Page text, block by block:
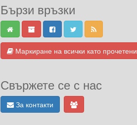
Бързи връзки
Маркиране на всички като прочетени
Свържете се с нас
За контакти